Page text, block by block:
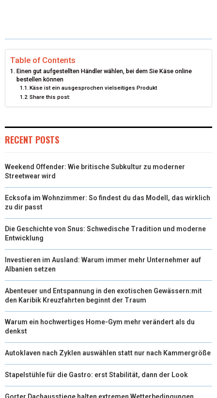
T
T
E
R
)
O
K
R
S
T
D
N
Table of Contents
Einen gut aufgestellten Händler wählen, bei dem Sie Käse online
bestellen können
Käse ist ein ausgesprochen vielseitiges Produkt
Share this post:
RECENT POSTS
Weekend Offender: Wie britische Subkultur zu moderner
Streetwear wird
Ecksofa im Wohnzimmer: So findest du das Modell, das wirklich
zu dir passt
Die Geschichte von Snus: Schwedische Tradition und moderne
Entwicklung
Investieren im Ausland: Warum immer mehr Unternehmer auf
Albanien setzen
Abenteuer und Entspannung in den exotischen Gewässern:mit
den Karibik Kreuzfahrten beginnt der Traum
Warum ein hochwertiges Home-Gym mehr verändert als du
denkst
Autoklaven nach Zyklen auswählen statt nur nach Kammergröße
Stapelstühle für die Gastro: erst Stabilität, dann der Look
Gorter Dachausstiege halten extremen Wetterbedingungen